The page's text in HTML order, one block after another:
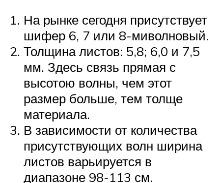
На рынке сегодня присутствует
шифер 6, 7 или 8-миволновый.
Толщина листов: 5,8; 6,0 и 7,5
мм. Здесь связь прямая с
высотою волны, чем этот
размер больше, тем толще
материала.
В зависимости от количества
присутствующих волн ширина
листов варьируется в
диапазоне 98-113 см.